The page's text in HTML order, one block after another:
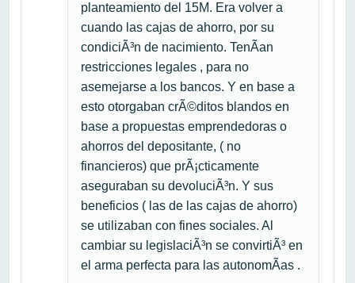
planteamiento del 15M. Era volver a
cuando las cajas de ahorro, por su
condiciÃ³n de nacimiento. TenÃ­an
restricciones legales , para no
asemejarse a los bancos. Y en base a
esto otorgaban crÃ©ditos blandos en
base a propuestas emprendedoras o
ahorros del depositante, ( no
financieros) que prÃ¡cticamente
aseguraban su devoluciÃ³n. Y sus
beneficios ( las de las cajas de ahorro)
se utilizaban con fines sociales. Al
cambiar su legislaciÃ³n se convirtiÃ³ en
el arma perfecta para las autonomÃ­as .